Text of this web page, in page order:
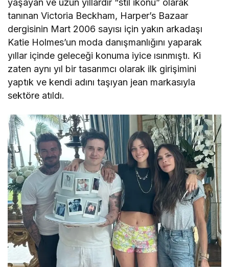
yaşayan ve uzun yıllardır “stil ikonu” olarak
tanınan Victoria Beckham, Harper’s Bazaar
dergisinin Mart 2006 sayısı için yakın arkadaşı
Katie Holmes’un moda danışmanlığını yaparak
yıllar içinde geleceği konuma iyice ısınmıştı. Ki
zaten aynı yıl bir tasarımcı olarak ilk girişimini
yaptık ve kendi adını taşıyan jean markasıyla
sektöre atıldı.